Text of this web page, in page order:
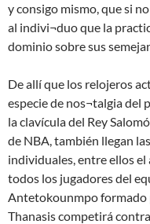
y consigo mismo, que si
al indivi¬duo que la
dominio sobre sus
De allí que los relojeros
especie de nos¬talgia del
la clavícula del Rey
de NBA, también llegan
individuales, entre ellos
todos los jugadores del
Antetokounmpo formado
Thanasis competirá